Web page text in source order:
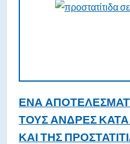
ΈΝΑ
ΤΟΥΣ ΆΝΔΡΕΣ
ΚΑΙ ΤΗΣ